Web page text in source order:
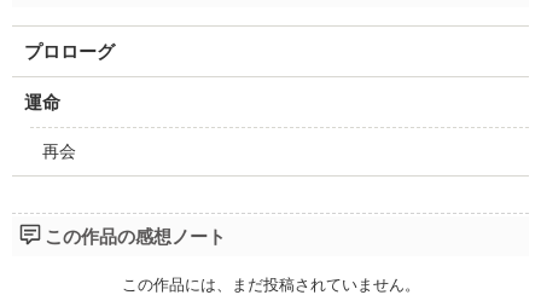
プロローグ
運命
再会
この作品の感想ノート
この作品には、まだ投稿されていません。